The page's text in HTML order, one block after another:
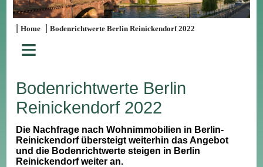
|Home |Bodenrichtwerte Berlin Reinickendorf 2022
≡
Bodenrichtwerte Berlin
Reinickendorf 2022
Die Nachfrage nach Wohnimmobilien in Berlin-
Reinickendorf übersteigt weiterhin das Angebot
und die Bodenrichtwerte steigen in Berlin
Reinickendorf weiter an.